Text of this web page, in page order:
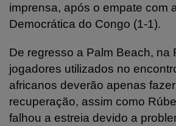
imprensa, após o empate com
Democrática do Congo (1-1).
De regresso a Palm Beach, na
jogadores utilizados no
africanos deverão apenas
recuperação, assim como
falhou a estreia devido a